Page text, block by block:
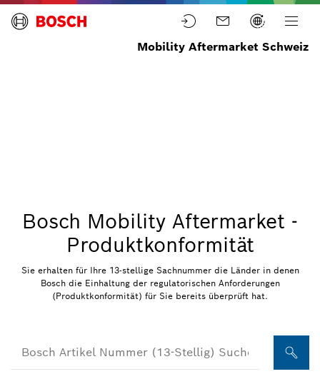
Mobility Aftermarket Schweiz